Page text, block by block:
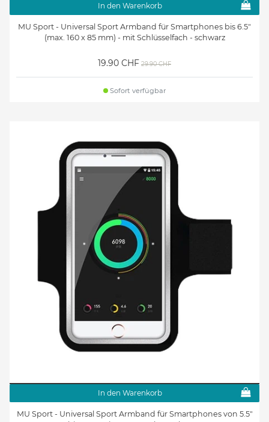
In den Warenkorb
MU Sport - Universal Sport Armband für Smartphones bis 6.5"
(max. 160 x 85 mm) - mit Schlüsselfach - schwarz
19.90 CHF 29.90 CHF
Sofort verfügbar
In den Warenkorb
MU Sport - Universal Sport Armband für Smartphones von 5.5"